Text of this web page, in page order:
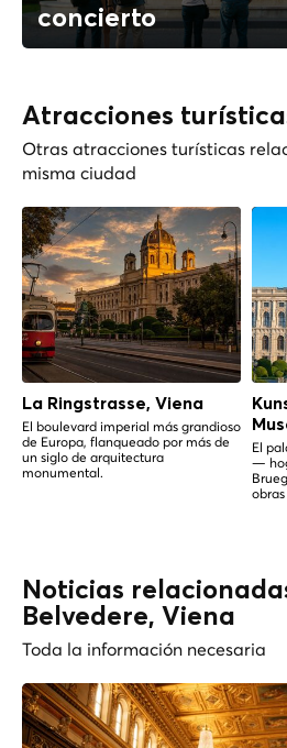
concierto
Atracciones
Otras atracciones turísticas
misma ciudad
La Ringstrasse, Viena
El boulevard imperial más grandioso
de Europa, flanqueado por más de
un siglo de arquitectura
monumental.
El
—
Noticias
Belvedere, Viena
Toda la información necesaria